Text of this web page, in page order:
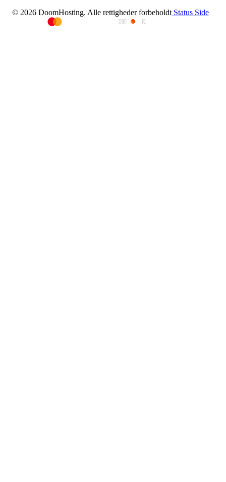
© 2026 DoomHosting. Alle rettigheder forbeholdt Status Side